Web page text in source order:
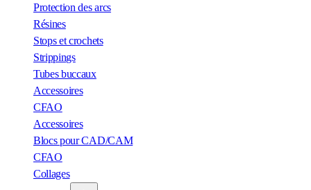
Protection des arcs
Résines
Stops et crochets
Strippings
Tubes buccaux
Accessoires
CFAO
Accessoires
Blocs pour CAD/CAM
CFAO
Collages